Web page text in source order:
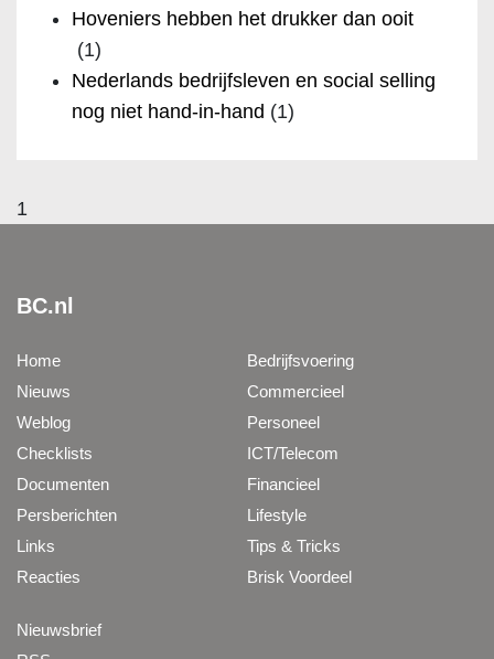
Hoveniers hebben het drukker dan ooit
(1)
Nederlands bedrijfsleven en social selling
nog niet hand-in-hand (1)
1
BC.nl
Home
Nieuws
Weblog
Checklists
Documenten
Persberichten
Links
Reacties
Bedrijfsvoering
Commercieel
Personeel
ICT/Telecom
Financieel
Lifestyle
Tips & Tricks
Brisk Voordeel
Nieuwsbrief